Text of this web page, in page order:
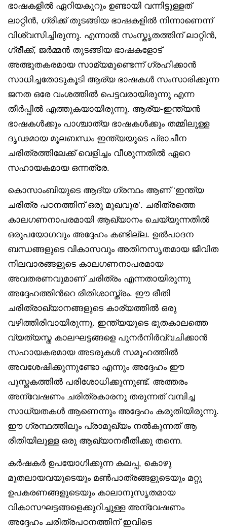
ഭാഷകളിൽ ഏറിയകൂറും ഉണ്ടായി വന്നിട്ടുള്ളത്
ലാറ്റിൻ, ഗ്രീക്ക് തുടങ്ങിയ ഭാഷകളിൽ നിന്നാണെന്ന്
വിശ്വസിച്ചിരുന്നു. എന്നാൽ സംസ്കൃതത്തിന് ലാറ്റിൻ,
ഗ്രീക്ക്, ജർമ്മൻ തുടങ്ങിയ ഭാഷകളോട്
അത്ഭുതകരമായ സാമ്യമുണ്ടെന്ന് ഗ്രഹിക്കാൻ
സാധിച്ചതോടുകൂടി ആര്യ ഭാഷകൾ സംസാരിക്കുന്ന
ജനത ഒരേ വംശത്തിൽ പെട്ടവരായിരുന്നു എന്ന
തീർപ്പിൽ എത്തുകയായിരുന്നു. ആര്യ-ഇന്ത്യൻ
ഭാഷകൾക്കും പാശ്ചാത്യ ഭാഷകൾക്കും തമ്മിലുള്ള
ദൃഢമായ മൂലബന്ധം ഇന്ത്യയുടെ പ്രാചീന
ചരിത്രത്തിലേക്ക് വെളിച്ചം വീശുന്നതിൽ ഏറെ
സഹായകമായ ഒന്നത്രേ.
കൊസാംബിയുടെ ആദ്യ ഗ്രന്ഥം ആണ് ‘ഇന്ത്യ
ചരിത്ര പഠനത്തിന് ഒരു മുഖവുര’. ചരിത്രത്തെ
കാലഗണനാപരമായി ആഖ്യാനം ചെയ്യുന്നതിൽ
ഒരുപയോഗവും അദ്ദേഹം കണ്ടില്ല. ഉൽപാദന
ബന്ധങ്ങളുടെ വികാസവും അതിനസൃതമായ ജീവിത
നിലവാരങ്ങളുടെ കാലഗണനാപരമായ
അവതരണവുമാണ് ചരിത്രം എന്നതായിരുന്നു
അദ്ദേഹത്തിൻറെ രീതിശാസ്ത്രം. ഈ രീതി
ചരിത്രാഖ്യാനങ്ങളുടെ കാര്യത്തിൽ ഒരു
വഴിത്തിരിവായിരുന്നു. ഇന്ത്യയുടെ ഭൂതകാലത്തെ
വ്യത്യസ്ത കാലഘട്ടങ്ങളെ പുനർനിർവ്വചിക്കാൻ
സഹായകരമായ അടരുകൾ സമൂഹത്തിൽ
അവശേഷിക്കുന്നുണ്ടോ എന്നും അദ്ദേഹം ഈ
പുസ്തകത്തിൽ പരിശോധിക്കുന്നുണ്ട്. അത്തരം
അന്വേഷണം ചരിത്രകാരനു തരുന്നത് വമ്പിച്ച
സാധ്യതകൾ ആണെന്നും അദ്ദേഹം കരുതിയിരുന്നു.
ഈ ഗ്രന്ഥത്തിലും പ്രാമുഖ്യം നൽകുന്നത് ആ
രീതിയിലുള്ള ഒരു ആഖ്യാനരീതിക്കു തന്നെ.
കർഷകർ ഉപയോഗിക്കുന്ന കലപ്പ, കൊഴു
മുതലായവയുടെയും മൺപാത്രങ്ങളുടെയും മറ്റു
ഉപകരണങ്ങളുടെയും കാലാനുസൃതമായ
വികാസഘട്ടങ്ങളെക്കുറിച്ചുള്ള അന്വേഷണം
അദ്ദേഹം ചരിത്രപഠനത്തിന് ഇവിടെ